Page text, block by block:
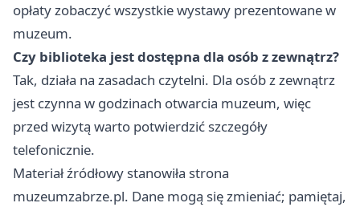
opłaty zobaczyć wszystkie wystawy prezentowane w
muzeum.
Czy biblioteka jest dostępna dla osób z zewnątrz?
Tak, działa na zasadach czytelni. Dla osób z zewnątrz
jest czynna w godzinach otwarcia muzeum, więc
przed wizytą warto potwierdzić szczegóły
telefonicznie.
Materiał źródłowy stanowiła strona
muzeumzabrze.pl. Dane mogą się zmieniać; pamiętaj,